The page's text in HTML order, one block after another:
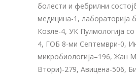
болести и фебрилни
медицина-1, лабораторија
Козле-4, УК Пулмологија со
4, ГОБ 8-ми Септември-0,
микробиологија–196, Жан
Втори)-279, Авицена-506,